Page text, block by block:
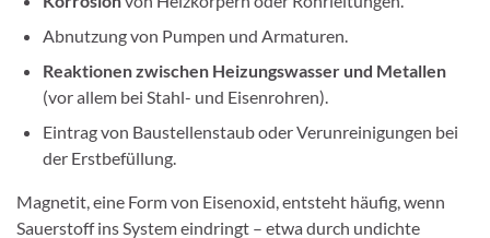
Abnutzung von Pumpen und Armaturen.
Reaktionen zwischen Heizungswasser und Metallen
(vor allem bei Stahl- und Eisenrohren).
Eintrag von Baustellenstaub oder Verunreinigungen bei
der Erstbefüllung.
Magnetit, eine Form von Eisenoxid, entsteht häufig, wenn
Sauerstoff ins System eindringt – etwa durch undichte